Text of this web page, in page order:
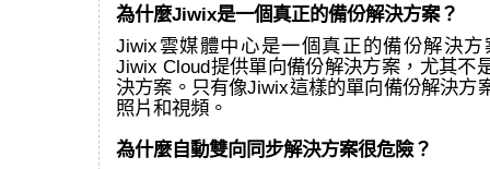
為什麼Jiwix是一個真正的備份解決方案？
Jiwix雲媒體中心是一個真正的備份解決方
Jiwix Cloud提供單向備份解決方案，尤其不
決方案。只有像Jiwix這樣的單向備份解決方
照片和視頻。
為什麼自動雙向同步解決方案很危險？